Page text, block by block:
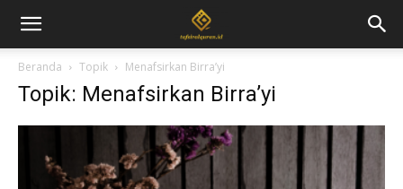
Beranda Topik Menafsirkan Birra’yi
Topik: Menafsirkan Birra’yi